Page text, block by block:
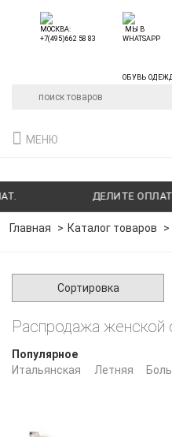
ДЕЛИТЕ ОПЛАТУ НА 6
ОБУВЬ
МЕНЮ
Главная Каталог товаров
Сортировка
Популярное
Итальянская
Летняя
Распродажа женской